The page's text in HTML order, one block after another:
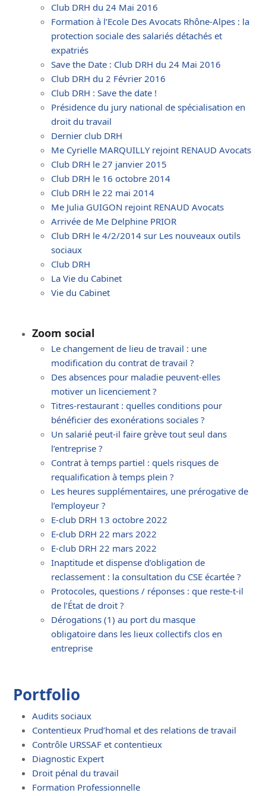
Club DRH du 24 Mai 2016
Formation à l’Ecole Des Avocats Rhône-Alpes : la
protection sociale des salariés détachés et
expatriés
Save the Date : Club DRH du 24 Mai 2016
Club DRH du 2 Février 2016
Club DRH : Save the date !
Présidence du jury national de spécialisation en
droit du travail
Dernier club DRH
Me Cyrielle MARQUILLY rejoint RENAUD Avocats
Club DRH le 27 janvier 2015
Club DRH le 16 octobre 2014
Club DRH le 22 mai 2014
Me Julia GUIGON rejoint RENAUD Avocats
Arrivée de Me Delphine PRIOR
Club DRH le 4/2/2014 sur Les nouveaux outils
sociaux
Club DRH
La Vie du Cabinet
Vie du Cabinet
Zoom social
Le changement de lieu de travail : une
modification du contrat de travail ?
Des absences pour maladie peuvent-elles
motiver un licenciement ?
Titres-restaurant : quelles conditions pour
bénéficier des exonérations sociales ?
Un salarié peut-il faire grève tout seul dans
l’entreprise ?
Contrat à temps partiel : quels risques de
requalification à temps plein ?
Les heures supplémentaires, une prérogative de
l’employeur ?
E-club DRH 13 octobre 2022
E-club DRH 22 mars 2022
E-club DRH 22 mars 2022
Inaptitude et dispense d’obligation de
reclassement : la consultation du CSE écartée ?
Protocoles, questions / réponses : que reste-t-il
de l’État de droit ?
Dérogations (1) au port du masque
obligatoire dans les lieux collectifs clos en
entreprise
Portfolio
Audits sociaux
Contentieux Prud’homal et des relations de travail
Contrôle URSSAF et contentieux
Diagnostic Expert
Droit pénal du travail
Formation Professionnelle